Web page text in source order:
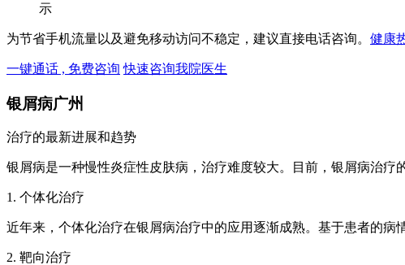
示
为节省手机流量以及避免移动访问不稳定，建议直接电话咨询。 健康
一键通话 , 免费咨询 快速咨询我院医生
银屑病广州
治疗的最新进展和趋势
银屑病是一种慢性炎症性皮肤病，治疗难度较大。目前，银屑病治疗
1. 个体化治疗
近年来，个体化治疗在银屑病治疗中的应用逐渐成熟。基于患者的
2. 靶向治疗